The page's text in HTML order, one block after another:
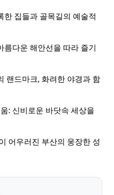
한 집들과 골목길의 예술적
름다운 해안선을 따라 즐기
랜드마크, 화려한 야경과 함
: 신비로운 바닷속 세상을
어우러진 부산의 웅장한 성